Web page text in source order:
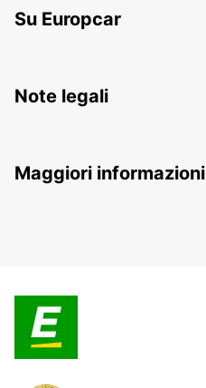
Su Europcar
Note legali
Maggiori informazioni